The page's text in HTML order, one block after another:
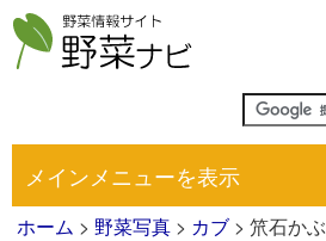
メインメニューを表示
ホーム > 野菜写真 > カブ > 笊石かぶ